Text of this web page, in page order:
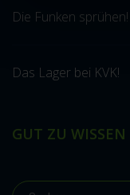
Die Funken sprühen!
Das Lager bei KVK!
GUT ZU WISSEN